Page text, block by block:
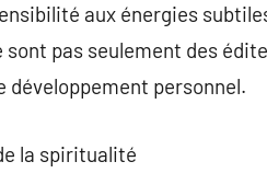
aux énergies
pas seulement des
développement personnel.
la spiritualité